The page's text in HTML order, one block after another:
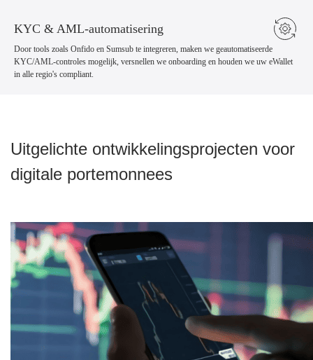
KYC & AML-automatisering
Door tools zoals Onfido en Sumsub te integreren, maken we geautomatiseerde
KYC/AML-controles mogelijk, versnellen we onboarding en houden we uw eWallet
in alle regio's compliant.
Uitgelichte ontwikkelingsprojecten voor
digitale portemonnees